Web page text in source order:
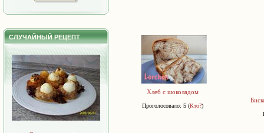
СЛУЧАЙНЫЙ РЕЦЕПТ
Хлеб с шоколадом
Проголосовало: 5 (Кто?)